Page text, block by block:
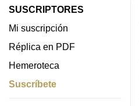
SUSCRIPTORES
Mi suscripción
Réplica en PDF
Hemeroteca
Suscríbete